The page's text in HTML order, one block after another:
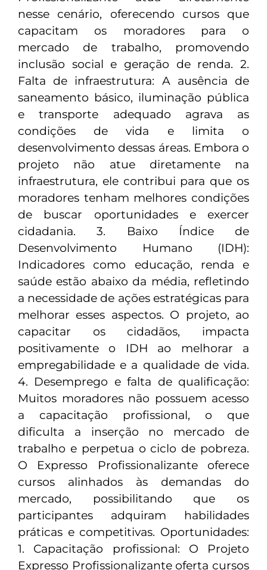
nesse cenário, oferecendo cursos que
capacitam os moradores para o
mercado de trabalho, promovendo
inclusão social e geração de renda. 2.
Falta de infraestrutura: A ausência de
saneamento básico, iluminação pública
e transporte adequado agrava as
condições de vida e limita o
desenvolvimento dessas áreas. Embora o
projeto não atue diretamente na
infraestrutura, ele contribui para que os
moradores tenham melhores condições
de buscar oportunidades e exercer
cidadania. 3. Baixo Índice de
Desenvolvimento Humano (IDH):
Indicadores como educação, renda e
saúde estão abaixo da média, refletindo
a necessidade de ações estratégicas para
melhorar esses aspectos. O projeto, ao
capacitar os cidadãos, impacta
positivamente o IDH ao melhorar a
empregabilidade e a qualidade de vida.
4. Desemprego e falta de qualificação:
Muitos moradores não possuem acesso
a capacitação profissional, o que
dificulta a inserção no mercado de
trabalho e perpetua o ciclo de pobreza.
O Expresso Profissionalizante oferece
cursos alinhados às demandas do
mercado, possibilitando que os
participantes adquiram habilidades
práticas e competitivas. Oportunidades:
1. Capacitação profissional: O Projeto
Expresso Profissionalizante oferta cursos